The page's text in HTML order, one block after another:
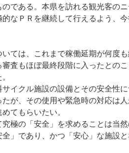
である。本県を訪れる観光客の
なＰＲを継続して行えるよう、
ては、これまで稼働延期が何度
査もほぼ最終段階に入ったとの
イクル施設の設備とその安全性
が、その使用や緊急時の対応は
てもらいたい。
極の「安全」を求めることは当
」であり、かつ「安心」な施設